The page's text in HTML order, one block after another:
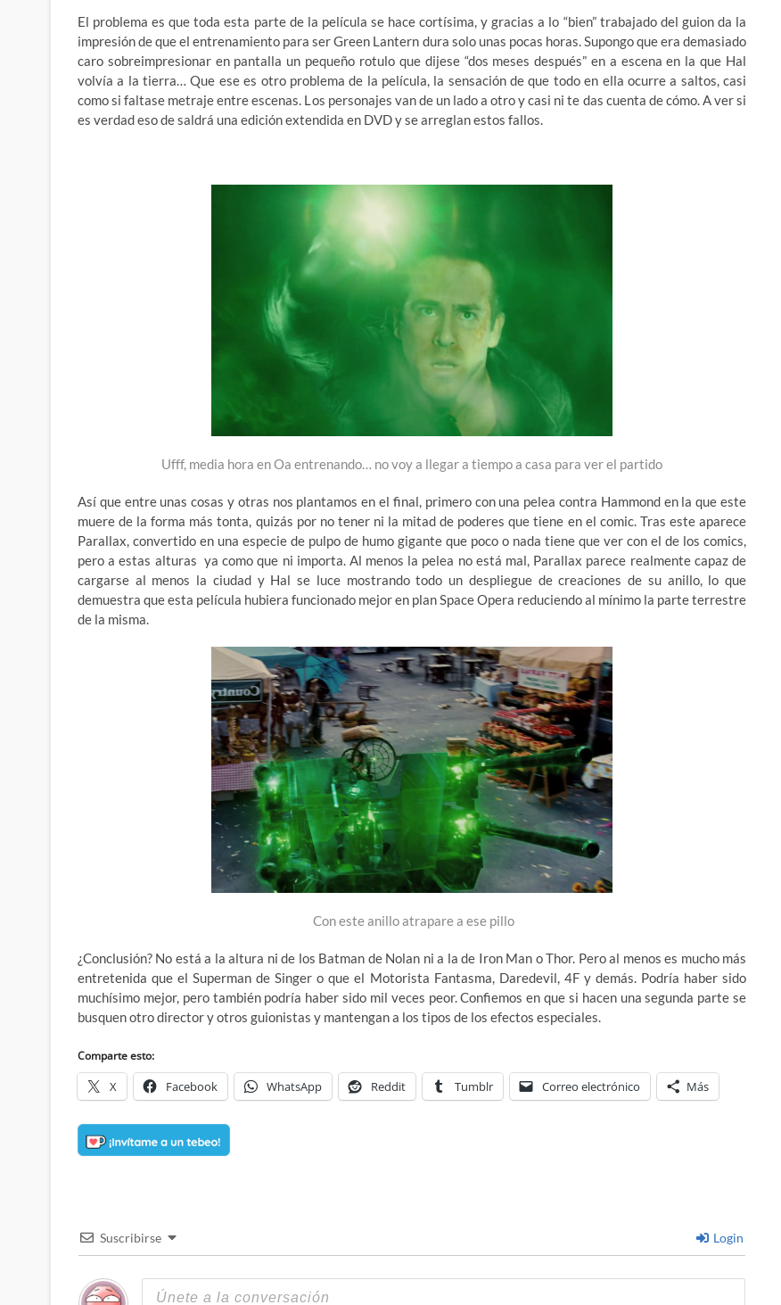
El problema es que toda esta parte de la película se hace cortísima, y gracias a lo “bien” trabajado del guion da la
impresión de que el entrenamiento para ser Green Lantern dura solo unas pocas horas. Supongo que era demasiado
caro sobreimpresionar en pantalla un pequeño rotulo que dijese “dos meses después” en a escena en la que Hal
volvía a la tierra… Que ese es otro problema de la película, la sensación de que todo en ella ocurre a saltos, casi
como si faltase metraje entre escenas. Los personajes van de un lado a otro y casi ni te das cuenta de cómo. A ver si
es verdad eso de saldrá una edición extendida en DVD y se arreglan estos fallos.
Ufff, media hora en Oa entrenando… no voy a llegar a tiempo a casa para ver el partido
Así que entre unas cosas y otras nos plantamos en el final, primero con una pelea contra Hammond en la que este
muere de la forma más tonta, quizás por no tener ni la mitad de poderes que tiene en el comic. Tras este aparece
Parallax, convertido en una especie de pulpo de humo gigante que poco o nada tiene que ver con el de los comics,
pero a estas alturas ya como que ni importa. Al menos la pelea no está mal, Parallax parece realmente capaz de
cargarse al menos la ciudad y Hal se luce mostrando todo un despliegue de creaciones de su anillo, lo que
demuestra que esta película hubiera funcionado mejor en plan Space Opera reduciendo al mínimo la parte terrestre
de la misma.
Con este anillo atrapare a ese pillo
¿Conclusión? No está a la altura ni de los Batman de Nolan ni a la de Iron Man o Thor. Pero al menos es mucho más
entretenida que el Superman de Singer o que el Motorista Fantasma, Daredevil, 4F y demás. Podría haber sido
muchísimo mejor, pero también podría haber sido mil veces peor. Confiemos en que si hacen una segunda parte se
busquen otro director y otros guionistas y mantengan a los tipos de los efectos especiales.
Comparte esto:
X Facebook WhatsApp Reddit Tumblr Correo electrónico Más
Suscribirse Login